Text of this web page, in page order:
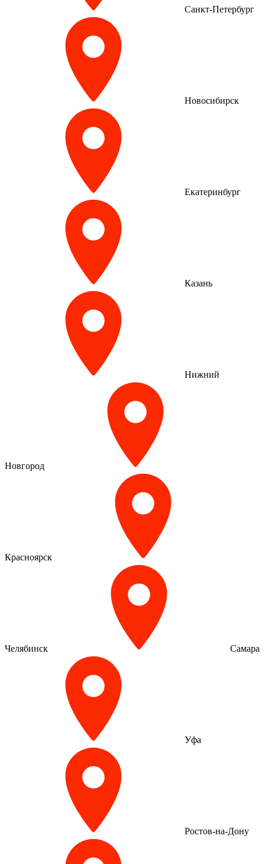
Санкт-Петербург
Новосибирск
Екатеринбург
Казань
Нижний
Новгород
Красноярск
Челябинск Самара
Уфа
Ростов-на-Дону